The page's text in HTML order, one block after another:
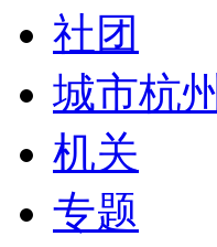
社团
城市杭州
机关
专题